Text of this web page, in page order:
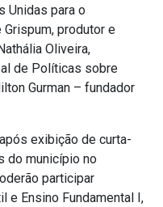
Unidas para o
produtor e
Oliveira,
de Políticas sobre
Gurman – fundador
exibição de curta-
do município no
participar
e Ensino Fundamental I,